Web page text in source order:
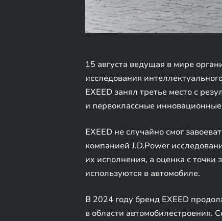
15 августа ведущая в мире
исследования
EXEED занял третье место с
и первоклассные
EXEED не случайно смог
компанией J.D.Power
их исполнения, а оценка с точки
используются в автомобиле.
В 2024 году бренд EXEED
в области автомобилестроения.